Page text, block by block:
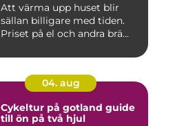
Att värma upp huset blir
sällan billigare med tiden.
Priset på el och andra brä...
04. aug
Cykeltur på gotland guide
till ön på två hjul